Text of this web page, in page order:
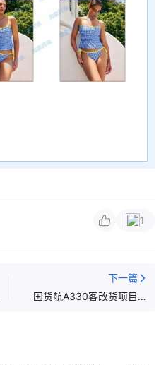
1
下一篇
国货航A330客改货项目交